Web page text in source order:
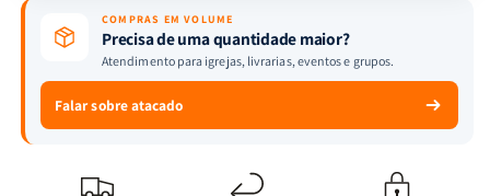
Flores
Flores
COMPRAS EM VOLUME
Precisa de uma quantidade maior?
Atendimento para igrejas, livrarias, eventos e grupos.
Falar sobre atacado